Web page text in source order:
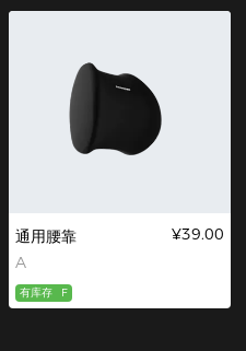
通用腰靠
A
¥39.00
有库存 F